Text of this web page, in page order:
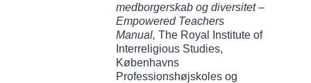
medborgerskab og diversitet –
Empowered Teachers
Manual,The Royal Institute of
Interreligious Studies,
Københavns
Professionshøjskoles og